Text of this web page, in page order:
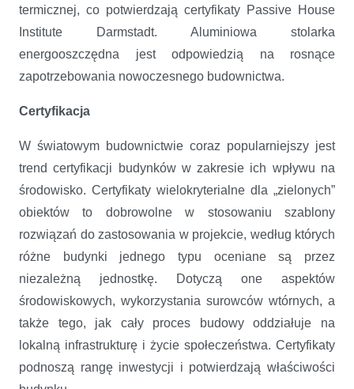
termicznej, co potwierdzają certyfikaty Passive House
Institute Darmstadt. Aluminiowa stolarka
energooszczędna jest odpowiedzią na rosnące
zapotrzebowania nowoczesnego budownictwa.
Certyfikacja
W światowym budownictwie coraz popularniejszy jest
trend certyfikacji budynków w zakresie ich wpływu na
środowisko. Certyfikaty wielokryterialne dla „zielonych”
obiektów to dobrowolne w stosowaniu szablony
rozwiązań do zastosowania w projekcie, według których
różne budynki jednego typu oceniane są przez
niezależną jednostkę. Dotyczą one aspektów
środowiskowych, wykorzystania surowców wtórnych, a
także tego, jak cały proces budowy oddziałuje na
lokalną infrastrukturę i życie społeczeństwa. Certyfikaty
podnoszą rangę inwestycji i potwierdzają właściwości